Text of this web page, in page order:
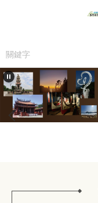
內
容
區